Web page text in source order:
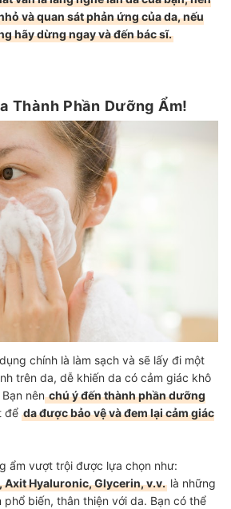
và quan sát phản ứng của da, nếu
hãy dừng ngay và đến bác sĩ.
Thành Phần Dưỡng Ẩm!
chính là làm sạch và sẽ lấy đi một
trên da, dễ khiến da có cảm giác khô
nênchú ý đến thành phần dưỡng
để da được bảo vệ và đem lại cảm giác
ẩm vượt trội được lựa chọn như:
Axit Hyaluronic, Glycerin, v.v. là những
biến, thân thiện với da. Bạn có thể